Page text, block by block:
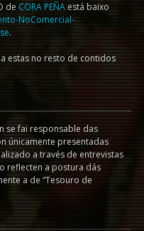
deCORA PEÑAestá baixo
NoComercial-
.
estas no resto de contidos
se fai responsable das
únicamente presentadas
a través de entrevistas
reflecten a postura dás
a de “Tesouro de